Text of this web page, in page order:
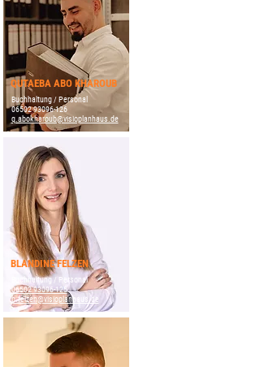
QUTAEBA ABO KHAROUB
Buchhaltung / Personal
06502 93096-126
q.abokharoub@visioplanhaus.de
BLANDINE FELZEN
Buchhaltung / Personal
06502 93096-125
b.felzen@visioplanhaus.de